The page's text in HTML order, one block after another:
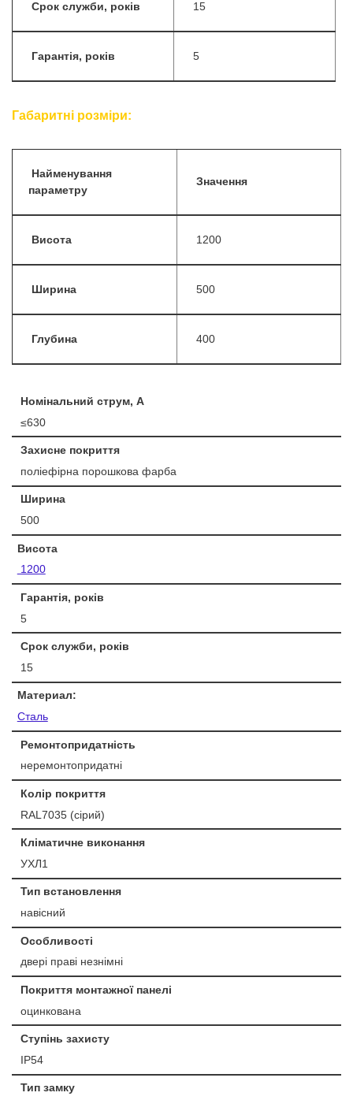
Срок служби, років 15
Гарантія, років 5
Габаритні розміри:
Найменування
параметру
Значення
Висота 1200
Ширина 500
Глубина 400
Номінальний струм, А
≤630
Захисне покриття
поліефірна порошкова фарба
Ширина
500
Висота
1200
Гарантія, років
5
Срок служби, років
15
Материал:
Сталь
Ремонтопридатність
неремонтопридатні
Колір покриття
RAL7035 (сірий)
Кліматичне виконання
УХЛ1
Тип встановлення
навісний
Особливості
двері праві незнімні
Покриття монтажної панелі
оцинкована
Ступінь захисту
IP54
Тип замку